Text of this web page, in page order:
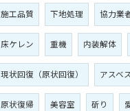
施工品質 下地処理 協力業
床ケレン 重機 内装解体
現状回復（原状回復） アスベ
原状復帰 美容室 斫り